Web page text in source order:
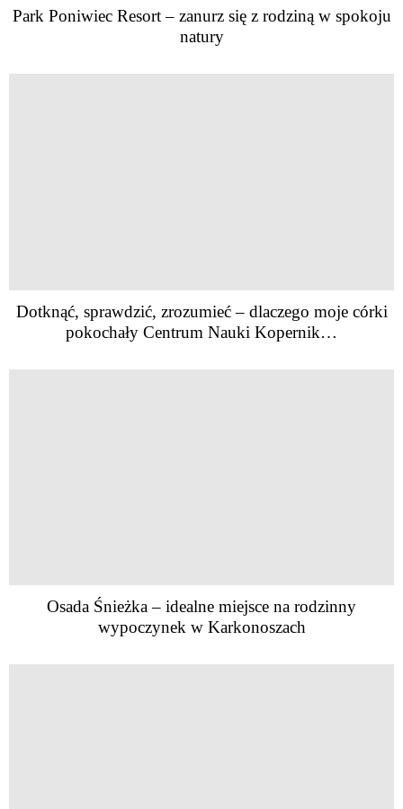
Park Poniwiec Resort – zanurz się z rodziną w spokoju
natury
Dotknąć, sprawdzić, zrozumieć – dlaczego moje córki
pokochały Centrum Nauki Kopernik…
Osada Śnieżka – idealne miejsce na rodzinny
wypoczynek w Karkonoszach